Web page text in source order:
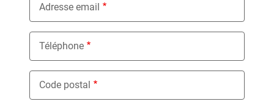
Adresse email
Téléphone
Code postal